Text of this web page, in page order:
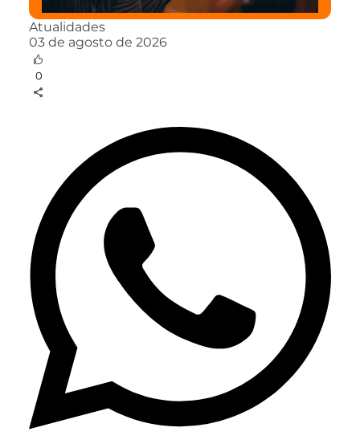
Atualidades
03 de agosto de 2026
0